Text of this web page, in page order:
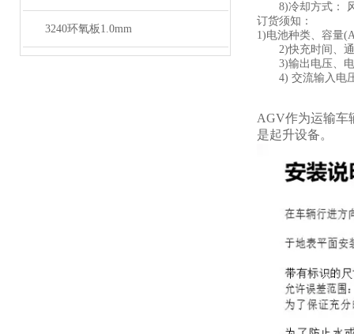
3240环氧板1.0mm
8)冷却方式：
订货须知：
1)电池种类、容量
2)快充时间、通
3)输出电压、电
4) 交流输入电
AGV作为运输车
是起升设备。